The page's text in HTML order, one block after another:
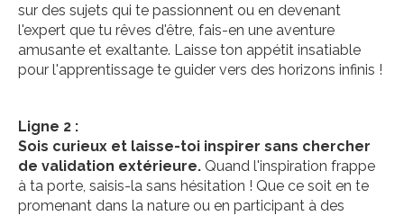
sur des sujets qui te passionnent ou en devenant
l'expert que tu rêves d'être, fais-en une aventure
amusante et exaltante. Laisse ton appétit insatiable
pour l'apprentissage te guider vers des horizons infinis !
Ligne 2 :
Sois curieux et laisse-toi inspirer sans chercher
de validation extérieure. Quand l'inspiration frappe
à ta porte, saisis-la sans hésitation ! Que ce soit en te
promenant dans la nature ou en participant à des